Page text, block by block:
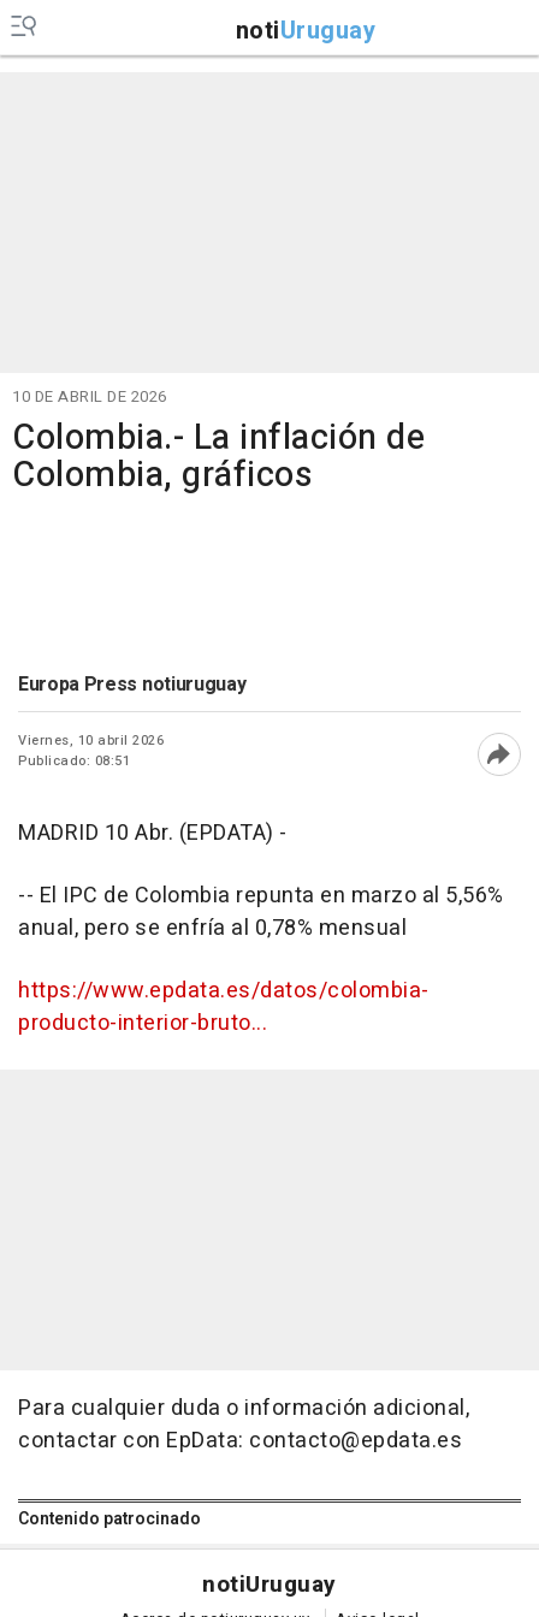
notiUruguay
10 DE ABRIL DE 2026
Colombia.- La inflación de
Colombia, gráficos
Europa Press notiuruguay
Viernes, 10 abril 2026
Publicado: 08:51
MADRID 10 Abr. (EPDATA) -
-- El IPC de Colombia repunta en marzo al 5,56%
anual, pero se enfría al 0,78% mensual
https://www.epdata.es/datos/colombia-
producto-interior-bruto...
Para cualquier duda o información adicional,
contactar con EpData: contacto@epdata.es
Contenido patrocinado
notiUruguay